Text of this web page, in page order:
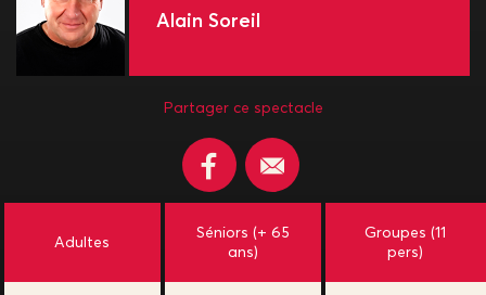
Alain Soreil
Partager ce spectacle
Adultes
Séniors (+ 65
ans)
Groupes (11
pers)